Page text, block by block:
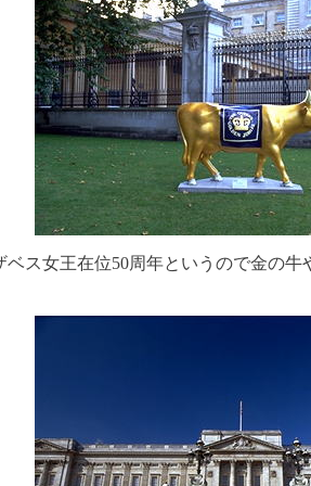
ベス女王在位50周年というので金の牛